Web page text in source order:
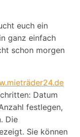
euch ein
ganz einfach
schon morgen
Datum
festlegen,
Die
Sie können